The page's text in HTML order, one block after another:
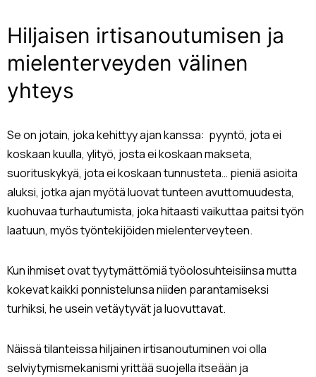
Hiljaisen irtisanoutumisen ja
mielenterveyden välinen
yhteys
Se on jotain, joka kehittyy ajan kanssa: pyyntö, jota ei
koskaan kuulla, ylityö, josta ei koskaan makseta,
suorituskykyä, jota ei koskaan tunnusteta… pieniä asioita
aluksi, jotka ajan myötä luovat tunteen avuttomuudesta,
kuohuvaa turhautumista, joka hitaasti vaikuttaa paitsi työn
laatuun, myös työntekijöiden mielenterveyteen.
Kun ihmiset ovat tyytymättömiä työolosuhteisiinsa mutta
kokevat kaikki ponnistelunsa niiden parantamiseksi
turhiksi, he usein vetäytyvät ja luovuttavat.
Näissä tilanteissa hiljainen irtisanoutuminen voi olla
selviytymismekanismi yrittää suojella itseään ja